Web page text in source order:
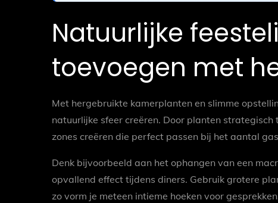
Natuurlijke
toevoegen met
Met hergebruikte kamerplanten en slimme
natuurlijke sfeer creëren. Door planten
zones creëren die perfect passen bij het aantal
Denk bijvoorbeeld aan het ophangen van een
opvallend effect tijdens diners. Gebruik grotere
zo vorm je meteen intieme hoeken voor